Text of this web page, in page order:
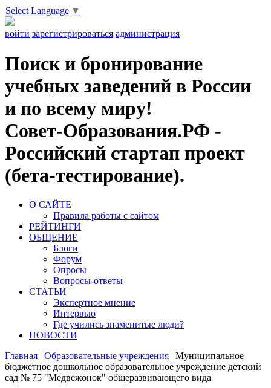
Select Language ▼
войти зарегистрироваться администрация
Поиск и бронирование
учебных заведений в России
и по всему миру!
Совет-Образования.РФ -
Российский стартап проект
(бета-тестирование).
О САЙТЕ
Правила работы с сайтом
РЕЙТИНГИ
ОБЩЕНИЕ
Блоги
Форум
Опросы
Вопросы-ответы
СТАТЬИ
Экспертное мнение
Интервью
Где учились знаменитые люди?
НОВОСТИ
Главная | Образовательные учреждения | Муниципальное
бюджетное дошкольное образовательное учреждение детский
сад № 75 "Медвежонок" общеразвивающего вида